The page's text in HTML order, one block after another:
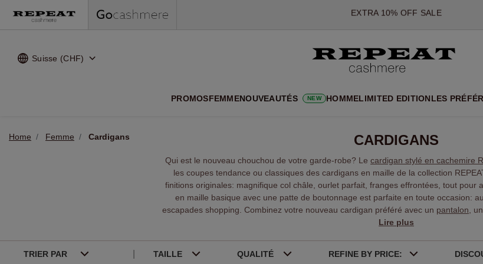
*CETTE OFFRE EST VALABLE JUSQU'AU 12
*NON VALABLE SUR LIMITED EDITION
*EXCEPTIONS PEUVENT S'APPLIQUER
NOUVEAUTÉS EN CACHEMIRE
EXTRA 10% OFF SALE
Suisse (CHF)
PROMOSFEMMENOUVEAUTÉS NEW HOMMELIMITED EDITIONLES
Home Femme Cardigans CARDIGANS
Qui est le nouveau chouchou de votre garde-robe? Le cardigan stylé en cachemire
les coupes tendance ou classiques des cardigans en maille de la collection
finitions originales: magnifique col châle, ourlet parfait, franges effrontées, tout pour
en maille basique avec une patte de boutonnage est parfaite en toute occasion:
escapades shopping. Combinez votre nouveau cardigan préféré avec un pantalon ,
tenue avec des escarpins, des bottes ou des
Lire plus
TRIER PAR TAILLE QUALITÉ REFINE BY PRICE: